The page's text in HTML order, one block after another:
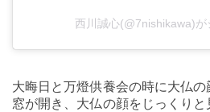
西川誠心(@7nishikawa)が
大晦日と万燈供養会の時に大仏
窓が開き、大仏の顔をじっくり